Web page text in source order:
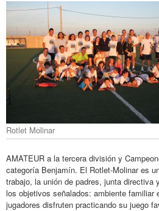
Rotlet Molinar
AMATEUR a la tercera división y
categoría Benjamín. El Rotlet-Molinar es
trabajo, la unión de padres, junta directiva
los objetivos señalados: ambiente familiar
jugadores disfruten practicando su juego